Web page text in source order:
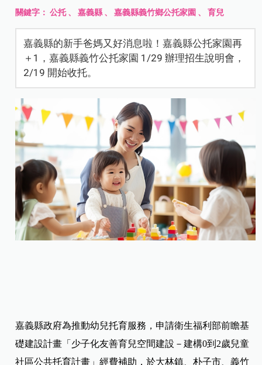
關鍵字：公托、嘉義縣 、嘉義縣義竹鄉公托家園 、育兒
嘉義縣的新手爸媽又好消息啦！嘉義縣公托家園再
＋1，嘉義縣義竹公托家園 1/29 辦理招生說明會，
2/19 開始收托。
嘉義縣政府為推動幼兒托育服務，申請衛生福利部前瞻基
礎建設計畫「少子化友善育兒空間建設－建構0到2歲兒童
社區公共托育計畫」經費補助，於大林鎮、朴子市、義竹